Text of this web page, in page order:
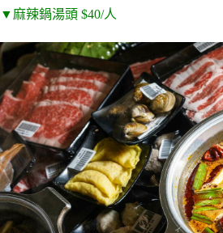
▼麻辣鍋湯頭 $40/人